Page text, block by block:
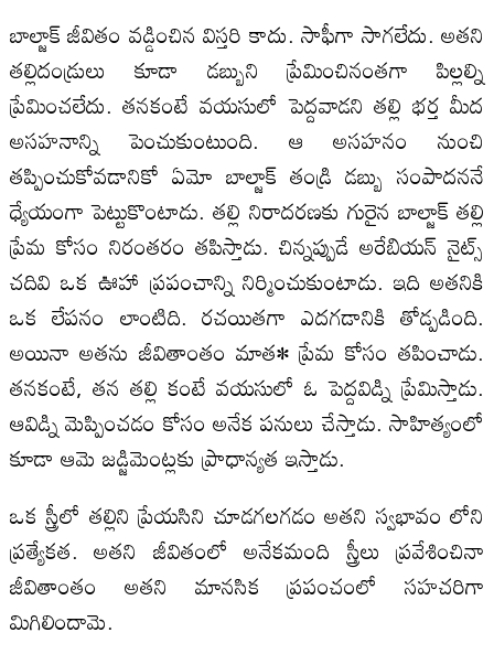
బాల్జాక్ జీవితం వడ్డించిన విస్తరి కాదు. సాఫీగా సాగలేదు. అతని
తల్లిదండ్రులు కూడా డబ్బుని ప్రేమించినంతగా పిల్లల్ని
ప్రేమించలేదు. తనకంటే వయసులో పెద్దవాడని తల్లి భర్త మీద
అసహనాన్ని పెంచుకుంటుంది. ఆ అసహనం నుంచి
తప్పించుకోవడానికో ఏమో బాల్జాక్ తండ్రి డబ్బు సంపాదననే
ధ్యేయంగా పెట్టుకొంటాడు. తల్లి నిరాదరణకు గురైన బాల్జాక్ తల్లి
ప్రేమ కోసం నిరంతరం తపిస్తాడు. చిన్నప్పుడే అరేబియన్ నైట్స్
చదివి ఒక ఊహా ప్రపంచాన్ని నిర్మించుకుంటాడు. ఇది అతనికి
ఒక లేపనం లాంటిది. రచయితగా ఎదగడానికి తోడ్పడింది.
అయినా అతను జీవితాంతం మాత• ప్రేమ కోసం తపించాడు.
తనకంటే, తన తల్లి కంటే వయసులో ఓ పెద్దవిడ్ని ప్రేమిస్తాడు.
ఆవిడ్ని మెప్పించడం కోసం అనేక పనులు చేస్తాడు. సాహిత్యంలో
కూడా ఆమె జడ్జిమెంట్లకు ప్రాధాన్యత ఇస్తాడు.
ఒక స్త్రీలో తల్లిని ప్రేయసిని చూడగలగడం అతని స్వభావం లోని
ప్రత్యేకత. అతని జీవితంలో అనేకమంది స్త్రీలు ప్రవేశించినా
జీవితాంతం అతని మానసిక ప్రపంచంలో సహచరిగా
మిగిలిందామె.